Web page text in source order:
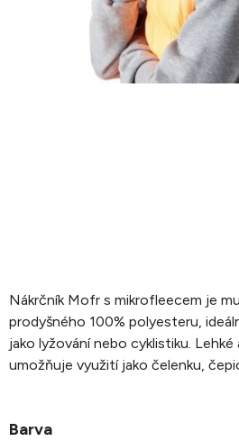
Nákrčník Mofr s mikrofleecem je
prodyšného 100% polyesteru,
jako lyžování nebo cyklistiku.
umožňuje využití jako čelenku,
Barva